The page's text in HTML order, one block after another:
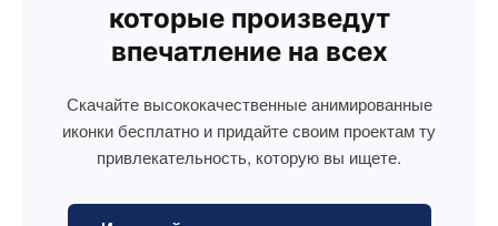
которые произведут
впечатление на всех
Скачайте высококачественные анимированные
иконки бесплатно и придайте своим проектам ту
привлекательность, которую вы ищете.